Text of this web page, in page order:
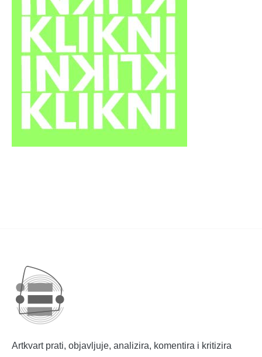
Artkvart prati, objavljuje, analizira, komentira i kritizira